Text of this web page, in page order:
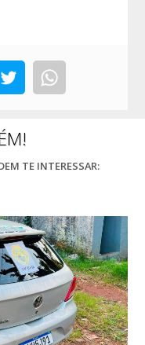
TE INTERESSAR: